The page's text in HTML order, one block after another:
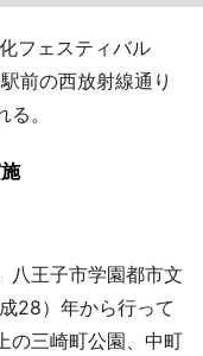
フェスティバル
前の西放射線通り
。
八王子市学園都市文
28）年から行って
の三崎町公園、中町